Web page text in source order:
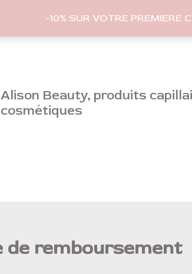
-10% SUR VOTRE PREMIERE
Alison Beauty, produits
cosmétiques
de remboursement